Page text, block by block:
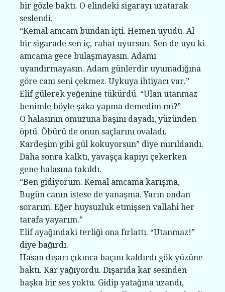
bir gözle baktı. O elindeki sigarayı uzatarak
seslendi.
“Kemal amcam bundan içti. Hemen uyudu. Al
bir sigarade sen iç, rahat uyursun. Sen de uyu ki
amcama gece bulaşmayasın. Adamı
uyandırmayasın. Adam günlerdir uyumadığına
göre canı seni çekmez. Uykuya ihtiyacı var.”
Elif gülerek yeğenine tükürdü. “Ulan utanmaz
benimle böyle şaka yapma demedim mi?”
O halasının omuzuna başını dayadı, yüzünden
öptü. Öbürü de onun saçlarını ovaladı.
Kardeşim gibi gül kokuyorsun” diye mırıldandı.
Daha sonra kalktı, yavaşça kapıyı çekerken
gene halasına takıldı.
“Ben gidiyorum. Kemal amcama karışma,
Bugün canın istese de yanaşma. Yarın ondan
sorarım. Eğer huysuzluk etmişsen vallahi her
tarafa yayarım.”
Elif ayağındaki terliği ona fırlattı. “Utanmaz!”
diye bağırdı.
Hasan dışarı çıkınca baçını kaldırdı gök yüzüne
baktı. Kar yağıyordu. Dışarıda kar sesinden
başka bir ses yoktu. Gidip yatağına uzandı,